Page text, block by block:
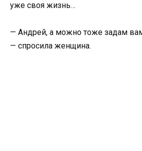
уже своя жизнь…
— Андрей, а можно тоже задам
— спросила женщина.